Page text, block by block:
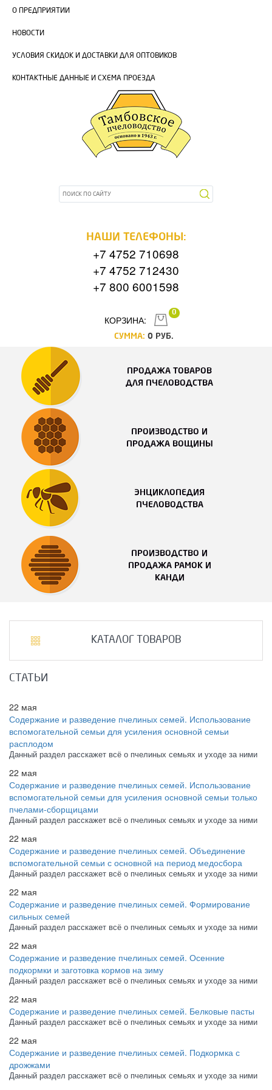
О ПРЕДПРИЯТИИ
НОВОСТИ
УСЛОВИЯ СКИДОК И ДОСТАВКИ ДЛЯ ОПТОВИКОВ
КОНТАКТНЫЕ ДАННЫЕ И СХЕМА ПРОЕЗДА
НАШИ ТЕЛЕФОНЫ:
+7 4752 710698
+7 4752 712430
+7 800 6001598
КОРЗИНА:
0
СУММА: 0 РУБ.
ПРОДАЖА ТОВАРОВ
ДЛЯ ПЧЕЛОВОДСТВА
ПРОИЗВОДСТВО И
ПРОДАЖА ВОЩИНЫ
ЭНЦИКЛОПЕДИЯ
ПЧЕЛОВОДСТВА
ПРОИЗВОДСТВО И
ПРОДАЖА РАМОК И
КАНДИ
КАТАЛОГ ТОВАРОВ
СТАТЬИ
22 мая
Содержание и разведение пчелиных семей. Использование
вспомогательной семьи для усиления основной семьи
расплодом
Данный раздел расскажет всё о пчелиных семьях и уходе за ними
22 мая
Содержание и разведение пчелиных семей. Использование
вспомогательной семьи для усиления основной семьи только
пчелами-сборщицами
Данный раздел расскажет всё о пчелиных семьях и уходе за ними
22 мая
Содержание и разведение пчелиных семей. Объединение
вспомогательной семьи с основной на период медосбора
Данный раздел расскажет всё о пчелиных семьях и уходе за ними
22 мая
Содержание и разведение пчелиных семей. Формирование
сильных семей
Данный раздел расскажет всё о пчелиных семьях и уходе за ними
22 мая
Содержание и разведение пчелиных семей. Осенние
подкормки и заготовка кормов на зиму
Данный раздел расскажет всё о пчелиных семьях и уходе за ними
22 мая
Содержание и разведение пчелиных семей. Белковые пасты
Данный раздел расскажет всё о пчелиных семьях и уходе за ними
22 мая
Содержание и разведение пчелиных семей. Подкормка с
дрожжами
Данный раздел расскажет всё о пчелиных семьях и уходе за ними